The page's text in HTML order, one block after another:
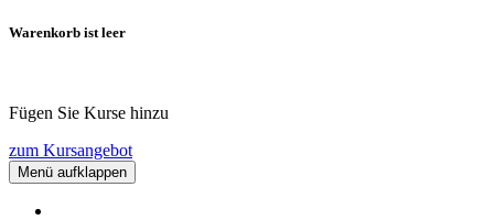
Warenkorb ist leer
Fügen Sie Kurse hinzu
zum Kursangebot
Menü aufklappen